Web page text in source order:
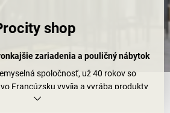
shop
zariadenia a pouličný nábytok
spoločnosť, už 40 rokov so
Francúzsku vyvíja a vyrába produkty
komfort a informácia.